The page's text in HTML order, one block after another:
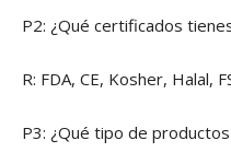
P2: ¿Qué certificados
R: FDA, CE, Kosher, Halal,
P3: ¿Qué tipo de